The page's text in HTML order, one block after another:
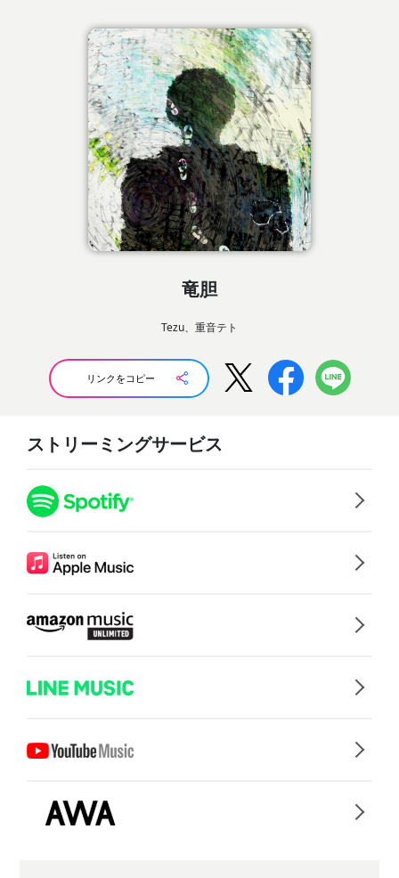
竜胆
Tezu、重音テト
リンクをコピー
ストリーミングサービス